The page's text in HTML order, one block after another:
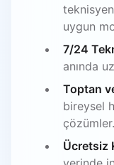
uygun
7/24
anında
Toptan
bireysel
çözümler.
Ücretsiz